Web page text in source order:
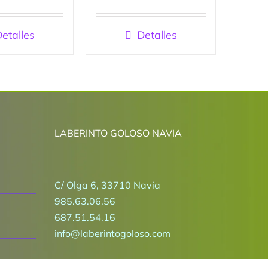
con5.00de
Detalles
LABERINTO GOLOSO NAVIA
C/ Olga 6, 33710 Navia
985.63.06.56
687.51.54.16
info@laberintogoloso.com